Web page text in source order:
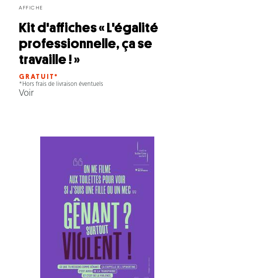
AFFICHE
Kit d'affiches « L'égalité
professionnelle, ça se
travaille ! »
GRATUIT*
*Hors frais de livraison éventuels
Voir